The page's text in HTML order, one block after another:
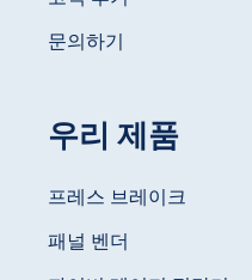
문의하기
우리 제품
프레스 브레이크
패널 벤더